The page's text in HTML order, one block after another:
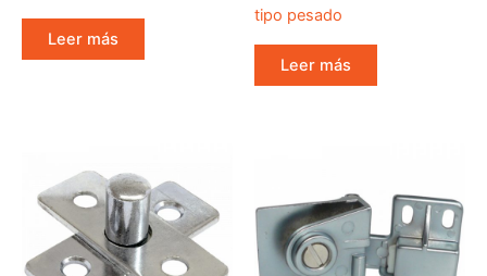
Leer más
tipo pesado
Leer más